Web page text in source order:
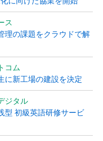
ス
理の課題をクラウドで解
コム
に新工場の建設を決定
ジタル
型 初級英語研修サービ